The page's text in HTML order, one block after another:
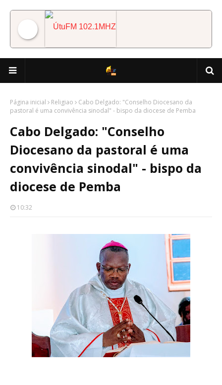
ÚtuFM 102.1MHZ
Página inicial Religiao
Cabo Delgado: "Conselho Diocesano da
pastoral é uma convivência sinodal" - bispo da diocese de Pemba
Cabo Delgado: "Conselho
Diocesano da pastoral é uma
convivência sinodal" - bispo da
diocese de Pemba
10:32